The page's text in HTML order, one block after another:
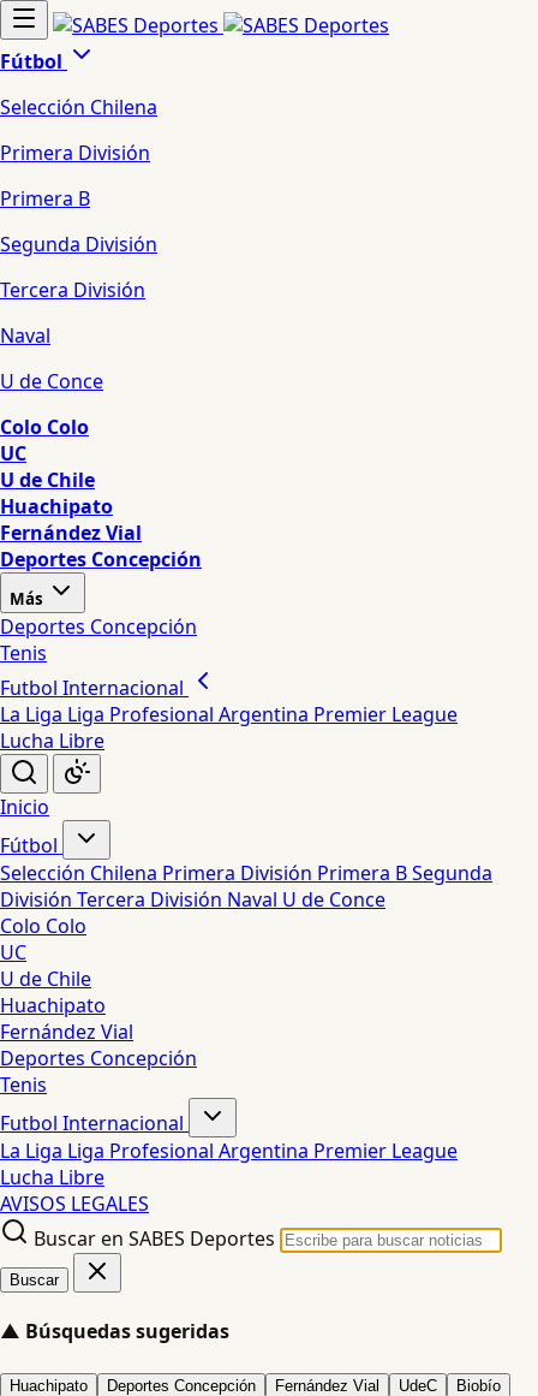
Fútbol
Selección Chilena
Primera División
Primera B
Segunda División
Tercera División
Naval
U de Conce
Colo Colo
UC
U de Chile
Huachipato
Fernández Vial
Deportes Concepción
Más
Deportes Concepción
Tenis
Futbol Internacional
La Liga Liga Profesional Argentina Premier League
Lucha Libre
Inicio
Fútbol
Selección Chilena Primera División Primera BSegunda
División Tercera División Naval U de Conce
Colo Colo
UC
U de Chile
Huachipato
Fernández Vial
Deportes Concepción
Tenis
Futbol Internacional
La Liga Liga Profesional Argentina Premier League
Lucha Libre
AVISOS LEGALES
Buscar en SABES Deportes
Buscar
▲ Búsquedas sugeridas
Huachipato Deportes Concepción Fernández Vial UdeC Biobío